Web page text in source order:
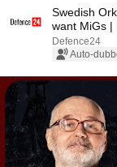
Swedish
want MiGs |
Defence24
Auto-